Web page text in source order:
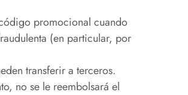
promocional cuando
(en particular, por
transferir a terceros.
no se le reembolsará el